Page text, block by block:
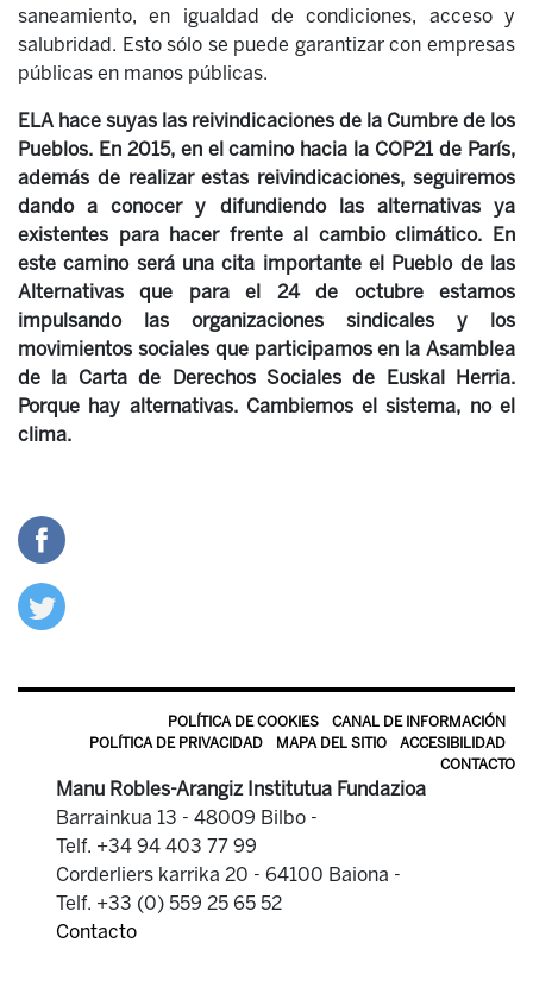
saneamiento, en igualdad de condiciones, acceso y
salubridad. Esto sólo se puede garantizar con empresas
públicas en manos públicas.
ELA hace suyas las reivindicaciones de la Cumbre de los
Pueblos. En 2015, en el camino hacia la COP21 de París,
además de realizar estas reivindicaciones, seguiremos
dando a conocer y difundiendo las alternativas ya
existentes para hacer frente al cambio climático. En
este camino será una cita importante el Pueblo de las
Alternativas que para el 24 de octubre estamos
impulsando las organizaciones sindicales y los
movimientos sociales que participamos en la Asamblea
de la Carta de Derechos Sociales de Euskal Herria.
Porque hay alternativas. Cambiemos el sistema, no el
clima.
POLÍTICA DE COOKIES
CANAL DE INFORMACIÓN
POLÍTICA DE PRIVACIDAD
MAPA DEL SITIO
ACCESIBILIDAD
CONTACTO
Manu Robles-Arangiz Institutua Fundazioa
Barrainkua 13 - 48009 Bilbo -
Telf. +34 94 403 77 99
Corderliers karrika 20 - 64100 Baiona -
Telf. +33 (0) 559 25 65 52
Contacto